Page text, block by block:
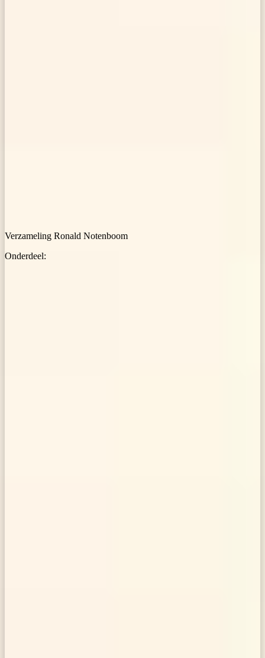
Verzameling Ronald Notenboom
Onderdeel: